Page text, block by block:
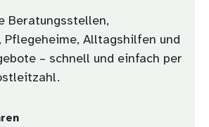
Beratungsstellen,
Pflegeheime, Alltagshilfen und
– schnell und einfach per